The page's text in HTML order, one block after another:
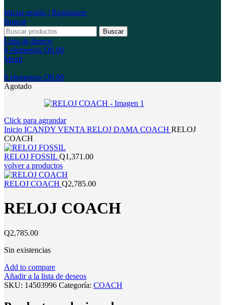
Iniciar sesión / Registrarse
Buscar
Buscar
Lista de deseos
0 elementos Q0.00
Menú
0 elementos Q0.00
Agotado
Click para agrandar
Inicio ICANDY VENTA RELOJ DAMA COACH RELOJ
COACH
RELOJ FOSSIL Q1,371.00
volver a productos
RELOJ COACH Q2,785.00
RELOJ COACH
Q2,785.00
Sin existencias
Add to compare
Añadir a la lista de deseos
SKU: 14503996 Categoría: COACH